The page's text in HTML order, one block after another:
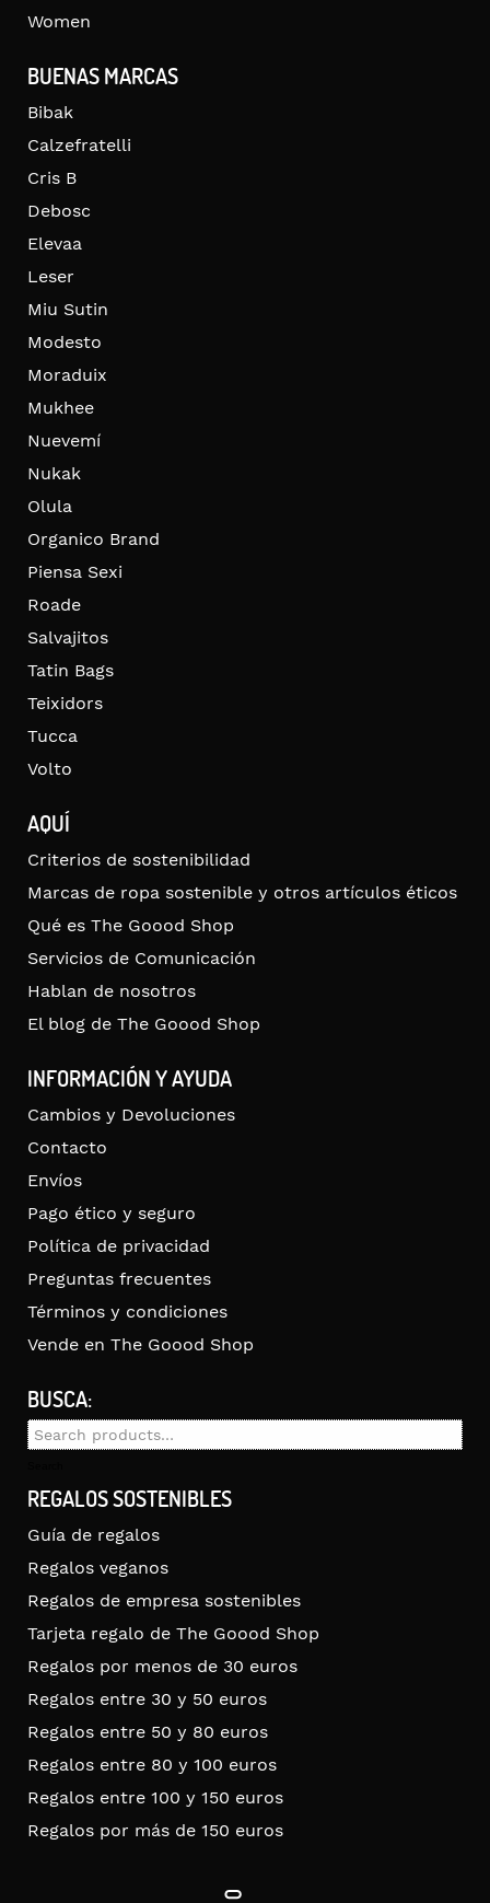
Women
BUENAS MARCAS
Bibak
Calzefratelli
Cris B
Debosc
Elevaa
Leser
Miu Sutin
Modesto
Moraduix
Mukhee
Nuevemí
Nukak
Olula
Organico Brand
Piensa Sexi
Roade
Salvajitos
Tatin Bags
Teixidors
Tucca
Volto
AQUÍ
Criterios de sostenibilidad
Marcas de ropa sostenible y otros artículos éticos
Qué es The Goood Shop
Servicios de Comunicación
Hablan de nosotros
El blog de The Goood Shop
INFORMACIÓN Y AYUDA
Cambios y Devoluciones
Contacto
Envíos
Pago ético y seguro
Política de privacidad
Preguntas frecuentes
Términos y condiciones
Vende en The Goood Shop
BUSCA:
Search
REGALOS SOSTENIBLES
Guía de regalos
Regalos veganos
Regalos de empresa sostenibles
Tarjeta regalo de The Goood Shop
Regalos por menos de 30 euros
Regalos entre 30 y 50 euros
Regalos entre 50 y 80 euros
Regalos entre 80 y 100 euros
Regalos entre 100 y 150 euros
Regalos por más de 150 euros